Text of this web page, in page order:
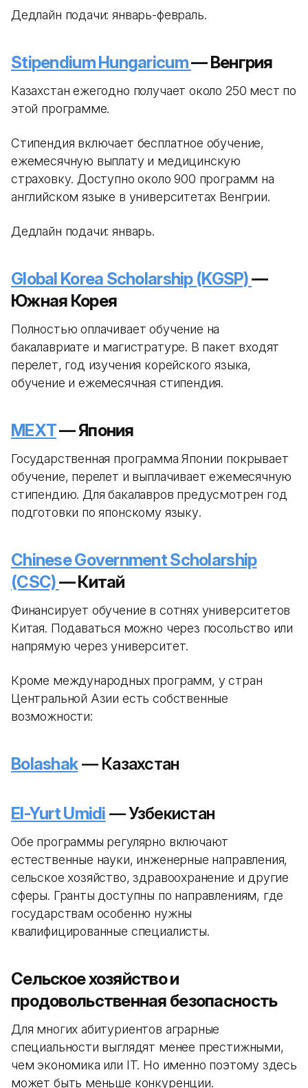
Дедлайн подачи: январь-февраль.
Stipendium Hungaricum— Венгрия
Казахстан ежегодно получает около 250 мест по
этой программе.
Стипендия включает бесплатное обучение,
ежемесячную выплату и медицинскую
страховку. Доступно около 900 программ на
английском языке в университетах Венгрии.
Дедлайн подачи: январь.
Global Korea Scholarship (KGSP)—
Южная Корея
Полностью оплачивает обучение на
бакалавриате и магистратуре. В пакет входят
перелет, год изучения корейского языка,
обучение и ежемесячная стипендия.
MEXT— Япония
Государственная программа Японии покрывает
обучение, перелет и выплачивает ежемесячную
стипендию. Для бакалавров предусмотрен год
подготовки по японскому языку.
Chinese Government Scholarship
(CSC)— Китай
Финансирует обучение в сотнях университетов
Китая. Подаваться можно через посольство или
напрямую через университет.
Кроме международных программ, у стран
Центральной Азии есть собственные
возможности:
Bolashak— Казахстан
El-Yurt Umidi — Узбекистан
Обе программы регулярно включают
естественные науки, инженерные направления,
сельское хозяйство, здравоохранение и другие
сферы. Гранты доступны по направлениям, где
государствам особенно нужны
квалифицированные специалисты.
Сельское хозяйство и
продовольственная безопасность
Для многих абитуриентов аграрные
специальности выглядят менее престижными,
чем экономика или IT. Но именно поэтому здесь
может быть меньше конкуренции.